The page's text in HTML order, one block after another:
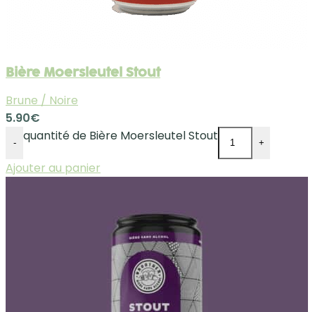
Bière Moersleutel Stout
Brune / Noire
5.90€
- quantité de Bière Moersleutel Stout +
Ajouter au panier